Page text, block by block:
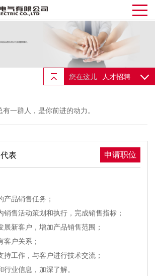
您在这儿 人才招聘
有一群人，是你前进的动力。
表 申请职位
产品销售任务；
销售活动策划和执行，完成销售指标；
展新客户，增加产品销售范围；
客户关系；
持工作，与客户进行技术交流；
业信息，加深了解。